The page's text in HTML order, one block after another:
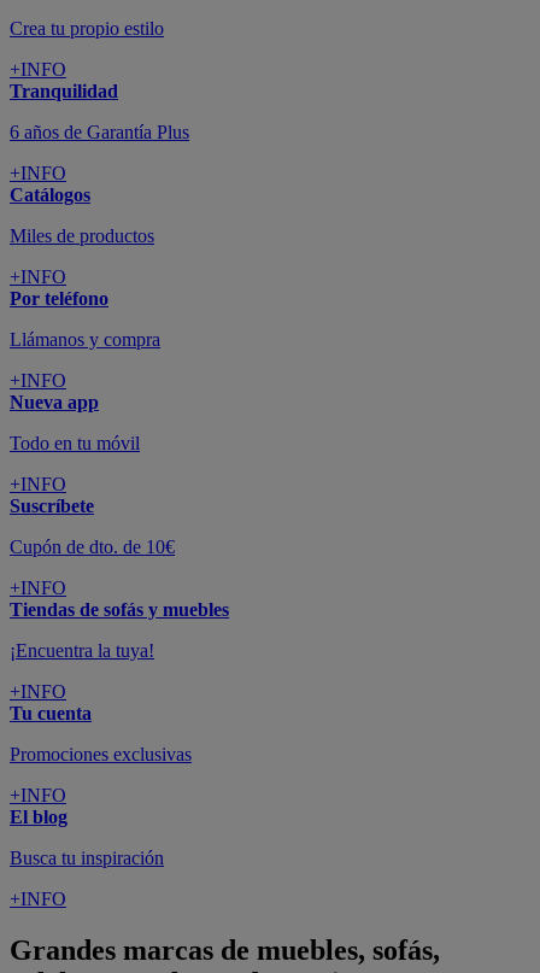
Crea tu propio estilo
+INFO
Tranquilidad
6 años de Garantía Plus
+INFO
Catálogos
Miles de productos
+INFO
Por teléfono
Llámanos y compra
+INFO
Nueva app
Todo en tu móvil
+INFO
Suscríbete
Cupón de dto. de 10€
+INFO
Tiendas de sofás y muebles
¡Encuentra la tuya!
+INFO
Tu cuenta
Promociones exclusivas
+INFO
El blog
Busca tu inspiración
+INFO
Grandes marcas de muebles, sofás,